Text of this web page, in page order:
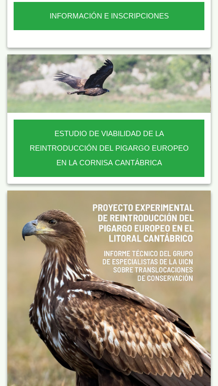
INFORMACIÓN E INSCRIPCIONES
ESTUDIO DE VIABILIDAD DE LA
REINTRODUCCIÓN DEL PIGARGO EUROPEO
EN LA CORNISA CANTÁBRICA